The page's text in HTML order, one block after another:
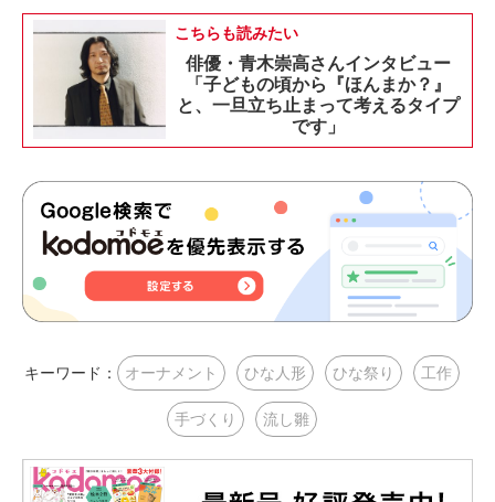
こちらも読みたい
俳優・青木崇高さんインタビュー
「子どもの頃から『ほんまか？』
と、一旦立ち止まって考えるタイプ
です」
キーワード： オーナメント ひな人形 ひな祭り 工作
手づくり 流し雛